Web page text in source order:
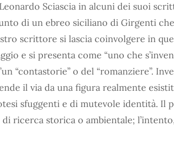
Sciascia in alcuni dei suoi
di un ebreo siciliano di Girgenti
scrittore si lascia coinvolgere in
e si presenta come “uno che
“contastorie” o del “romanziere”.
il via da una figura realmente
sfuggenti e di mutevole identità. Il
ricerca storica o ambientale;